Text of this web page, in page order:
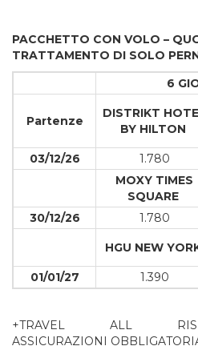
PACCHETTO CON VOLO –
TRATTAMENTO DI SOLO
6
Partenze
DISTRIKT
BY HILTON
03/12/26
1.780
MOXY TIMES
SQUARE
30/12/26
1.780
HGU NEW
01/01/27
1.390
+TRAVEL ALL
ASSICURAZIONI